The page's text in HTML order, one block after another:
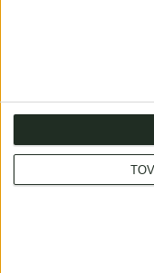
: 1053
Telefon:
: